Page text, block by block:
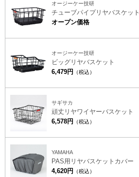
オージーケー技研
チューブパイプリヤバスケット
オープン価格
オージーケー技研
ビッグリヤバスケット
6,479円
（税込）
サギサカ
頑丈リヤワイヤーバスケット
6,578円
（税込）
YAMAHA
PAS用リヤバスケットカバー
4,620円
（税込）